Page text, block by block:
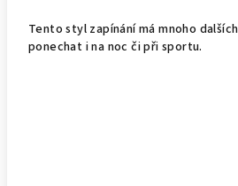
Tento styl zapínání má mnoho
ponechat i na noc či při sportu.